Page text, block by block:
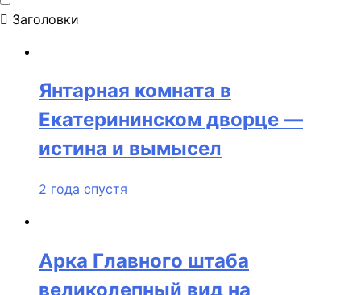
Заголовки
Янтарная комната в
Екатерининском дворце —
истина и вымысел
2 года спустя
Арка Главного штаба
великолепный вид на